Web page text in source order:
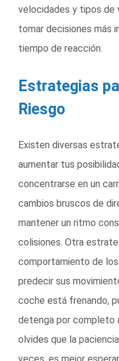
velocidades y tipos de
tomar decisiones más
tiempo de reacción.
Estrategias
Riesgo
Existen diversas
aumentar tus
concentrarse en un
cambios bruscos de
mantener un ritmo
colisiones. Otra
comportamiento de
predecir sus
coche está frenando,
detenga por completo
olvides que la